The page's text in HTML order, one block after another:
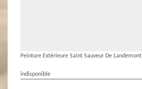
Peinture Extérieure Saint Sauveur De Landemont
indisponible